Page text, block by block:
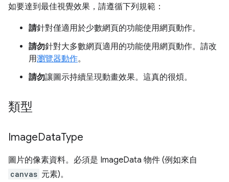
如要達到最佳視覺效果，請遵循下列規範：
請針對僅適用於少數網頁的功能使用網頁動作。
請勿針對大多數網頁適用的功能使用網頁動作。請改
用瀏覽器動作。
請勿讓圖示持續呈現動畫效果。這真的很煩。
類型
ImageDataType
圖片的像素資料。必須是 ImageData 物件 (例如來自
canvas 元素)。